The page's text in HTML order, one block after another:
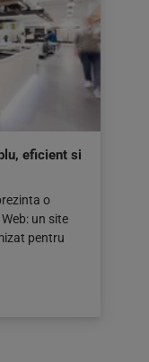
eficient si
o
un site
pentru